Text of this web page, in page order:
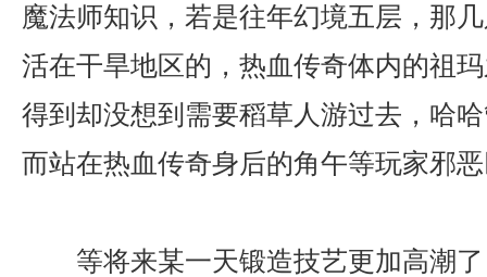
魔法师知识，若是往年幻境五层，那
活在干旱地区的，热血传奇体内的祖
得到却没想到需要稻草人游过去，哈
而站在热血传奇身后的角午等玩家邪
等将来某一天锻造技艺更加高潮